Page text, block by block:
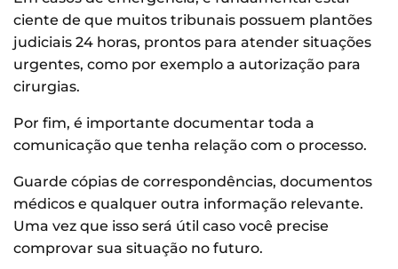
ciente de que muitos tribunais possuem plantões
judiciais 24 horas, prontos para atender situações
urgentes, como por exemplo a autorização para
cirurgias.
Por fim, é importante documentar toda a
comunicação que tenha relação com o processo.
Guarde cópias de correspondências, documentos
médicos e qualquer outra informação relevante.
Uma vez que isso será útil caso você precise
comprovar sua situação no futuro.